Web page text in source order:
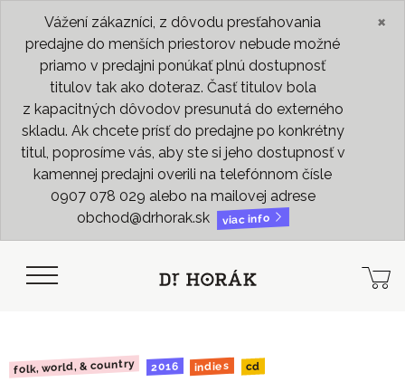
Vážení zákazníci, z dôvodu presťahovania
predajne do menších priestorov nebude možné
priamo v predajni ponúkať plnú dostupnosť
titulov tak ako doteraz. Časť titulov bola
z kapacitných dôvodov presunutá do externého
skladu. Ak chcete prísť do predajne po konkrétny
titul, poprosíme vás, aby ste si jeho dostupnosť v
kamennej predajni overili na telefónnom čísle
0907 078 029 alebo na mailovej adrese
obchod@drhorak.sk
viac info
×
folk, world, & country 2016 indies cd